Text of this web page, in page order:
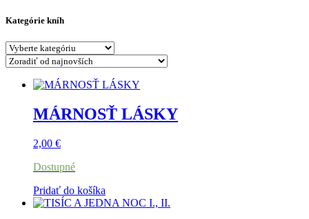
Kategórie kníh
MÁRNOSŤ LÁSKY
2,00 €
Dostupné
Pridať do košíka